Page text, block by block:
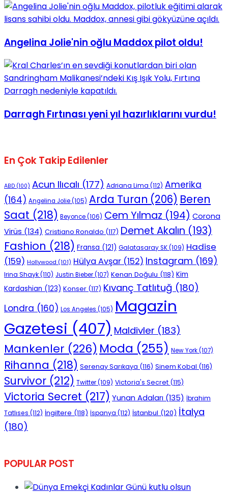
Angelina Jolie'nin oğlu Maddox pilot oldu!
Darragh Fırtınası yeni yıl hazırlıklarını vurdu!
En Çok Takip Edilenler
ABD (100) Acun Ilıcalı (177) Adriana Lima (112) Amerika
(164) Angelina Jolie(105) Arda Turan (206) Beren
Saat (218) Beyonce(106) Cem Yılmaz (194) Corona
Virüs (134) Cristiano Ronaldo (117) Demet Akalın (193)
Fashion (218) Fransa (121) Galatasaray SK(109) Hadise
(159) Hollywood (101) Hülya Avşar (152) Instagram (169)
Irina Shayk(110) Justin Bieber(107) Kenan Doğulu (118) Kim
Kardashian (123) Konser (117) Kıvanç Tatlıtuğ (180)
Londra (160) Los Angeles (105) Magazin
Gazetesi (407) Maldivler (183)
Mankenler (226) Moda (255) New York(107)
Rihanna (218) Serenay Sarıkaya (116) Sinem Kobal (116)
Survivor (212) Twitter(109) Victoria's Secret (115)
Victoria Secret (217) Yunan Adaları (135) İbrahim
Tatlıses (112) İngiltere (118) İspanya (112) İstanbul (120) İtalya
(180)
POPULAR POST